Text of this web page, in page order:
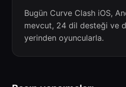
Bugün Curve Clash iOS,
mevcut, 24 dil desteği ve
yerinden oyuncularla.